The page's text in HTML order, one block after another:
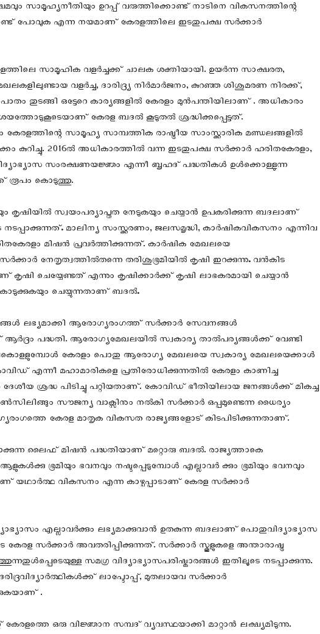
സാമൂഹ്യനീതിയും ഉറപ്പ് വരുത്തിക്കൊണ്ട് നാടിനെ വികസനത്തിന്റെ
പോവുക എന്ന നയമാണ് കേരളത്തിലെ ഇടതുപക്ഷ സർക്കാർ
സാമൂഹിക വളർച്ചക്ക് ചാലക ശക്തിയായി. ഉയർന്ന സാക്ഷരത,
വളർച്ച, ദാരിദ്ര്യ നിർമാർജനം, കുറഞ്ഞ ശിശുമരണ നിരക്ക്,
തുടങ്ങി ഒട്ടേറെ കാര്യങ്ങളിൽ കേരളം മുൻപന്തിയിലാണ് . അധികാരം
കേരള ബദൽ കൂടുതൽ ശ്രദ്ധിക്കപ്പെട്ടത്.
സാമൂഹ്യ സാമ്പത്തിക രാഷ്ട്രീയ സാംസ്ക്കാരിക മണ്ഡലങ്ങളിൽ
കുറിച്ചു. 2016ൽ അധികാരത്തിൽ വന്ന ഇടതുപക്ഷ സർക്കാർ ഹരിതകേരളം,
സംരക്ഷണയജ്ഞം എന്നീ ബൃഹദ് പദ്ധതികള്‍ ഉള്‍ക്കൊള്ളുന്ന
രൂപം കൊടുത്തു.
കൃഷിയിൽ സ്വയംപര്യാപ്തത നേടുകയും ചെയ്യാൻ ഉപകരിക്കുന്ന ബദലാണ്
. മാലിന്യ സംസ്ക്കരണം, ജലസമൃദ്ധി, കാർഷികവികസനം എന്നിവ
മിഷൻ പ്രവർത്തിക്കുന്നത്. കാർഷിക മേഖലയെ
സർക്കാർ നേതൃത്വത്തിൽ‍തന്നെ തരിശുഭൂമിയിൽ കൃഷി ഇറക്കുന്നു. വൻകിട
കൃഷി ചെയ്യേണ്ടത് എന്നും കൃഷിക്കാർക്ക് കൃഷി ലാഭകരമായി ചെയ്യാൻ
ചെയ്യുന്നതാണ് ബദൽ.‍
ലഭ്യമാക്കി ആരോഗ്യരംഗത്ത് സർക്കാർ സേവനങ്ങൾ
പദ്ധതി. ആരോഗ്യമേഖലയിൽ‍ സ്വകാര്യ താൽപര്യങ്ങൾക്ക് വേണ്ടി
കേരളം പൊതു ആരോഗ്യ മേഖലയെ സ്വകാര്യ മേഖലയെക്കാൾ‍
എന്നീ മഹാമാരികളെ പ്രതിരോധിക്കുന്നതിൽ കേരളം കാണിച്ച
ശ്രദ്ധ പിടിച്ചു പറ്റിയതാണ്. കോവിഡ് ഭീതിയിലായ ജനങ്ങൾക്ക് മികച്ച
സൗജന്യ വാക്സിനും നൽകി സർക്കാർ ഒപ്പമുണ്ടെന്ന ധൈര്യം
കേരള മാതൃക വികസത രാജ്യങ്ങളോട് കിടപിടിക്കുന്നതാണ്‌.
ലൈഫ് മിഷൻ പദ്ധതിയാണ് മറ്റൊരു ബദൽ. രാജ്യത്താകെ
ഭൂമിയും ഭവനവും നഷ്ടപ്പെടുമ്പോൾ‍ എല്ലാവർ ക്കും ഭൂമിയും ഭവനവും
യഥാർത്ഥ വികസനം എന്ന കാഴ്ചപ്പാടാണ് കേരള സർക്കാർ
എല്ലാവർക്കും ലഭ്യമാക്കുവാൻ‍ ഉതകുന്ന ബദലാണ് പൊതുവിദ്യാഭ്യാസ
സർക്കാർ അവതരിപ്പിക്കുന്നത്. സർക്കാർ സ്കൂളുകളെ അന്താരാഷ്ട്ര
സമഗ്ര വിദ്യാഭ്യാസപരിഷ്കാരങ്ങൾ ഇതിലൂടെ നടപ്പാക്കുന്നു.
ലാപ്ടോപ്പ്, മുതലായവ സർക്കാർ
.
കേരളത്തെ ഒരു വിജ്ഞാന സമ്പദ് വ്യവസ്ഥയാക്കി മാറ്റാൻ ലക്ഷ്യമിടുന്നു.